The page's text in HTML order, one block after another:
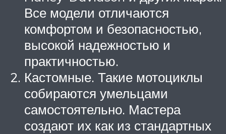
Все модели отличаются
комфортом и безопасностью,
высокой надежностью и
практичностью.
Кастомные. Такие мотоциклы
собираются умельцами
самостоятельно. Мастера
создают их как из стандартных